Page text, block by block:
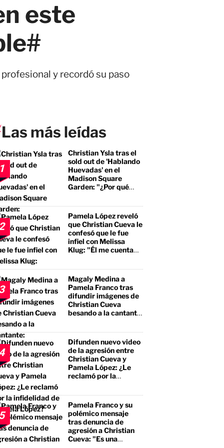
este
y recordó su paso
Las más leídas
Christian Ysla tras el
sold out de 'Hablando
Huevadas' en el
Madison Square
Garden: "¿Por qué
Pamela López reveló
que Christian Cueva le
confesó que le fue
infiel con Melissa
Klug: "Él me cuenta
Magaly Medina a
Pamela Franco tras
difundir imágenes de
Christian Cueva
besando a la cantante:
a un borracho, a un
pegalón"
Difunden nuevo video
de la agresión entre
Christian Cueva y
Pamela López: ¿Le
reclamó por la
Pamela Franco y su
polémico mensaje
tras denuncia de
agresión a Christian
Cueva: "Es una